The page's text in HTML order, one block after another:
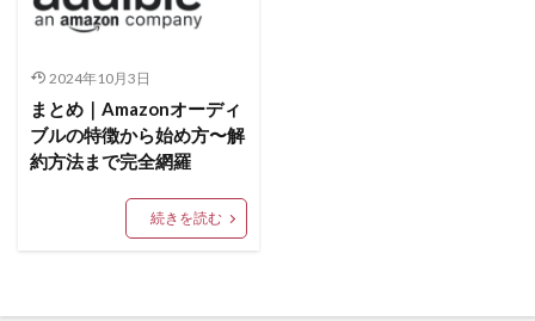
2024年10月3日
まとめ｜Amazonオーディ
ブルの特徴から始め方〜解
約方法まで完全網羅
続きを読む